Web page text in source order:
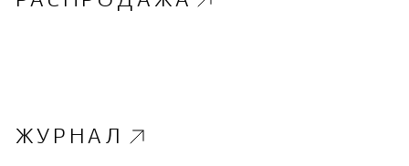
ЖУРНАЛ